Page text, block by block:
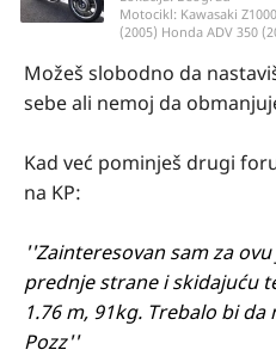
Motocikl: Kawasaki
(2005) Honda ADV 350
Možeš slobodno da
sebe ali nemoj da
Kad već pominješ drugi
na KP:
''Zainteresovan sam za
prednje strane i skidajuću
1.76 m, 91kg. Trebalo bi
Pozz''